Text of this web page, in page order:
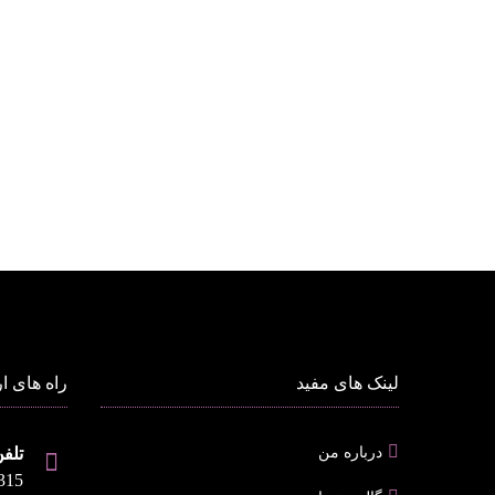
لینک های مفید
درباره من
راه های